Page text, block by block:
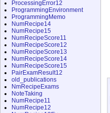
ProcessingError12
ProgrammingEnvironment
ProgrammingMemo
NumRecipe14
NumRecipe15
NumRecipeScore11
NumRecipeScore12
NumRecipeScore13
NumRecipeScore14
NumRecipeScore15
PairExamResult12
old_publications
NmRecipeExams
NoteTaking
NumRecipe11
NumRecipe12